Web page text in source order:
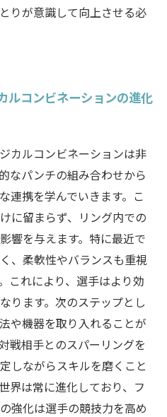
りが意識して向上させる必
ルコンビネーションの進化
カルコンビネーションは非
なパンチの組み合わせから
連携を学んでいきます。こ
に留まらず、リング内での
響を与えます。特に最近で
、柔軟性やバランスも重視
これにより、選手はより効
ります。次のステップとし
や機器を取り入れることが
戦相手とのスパーリングを
しながらスキルを磨くこと
界は常に進化しており、フ
強化は選手の競技力を高め